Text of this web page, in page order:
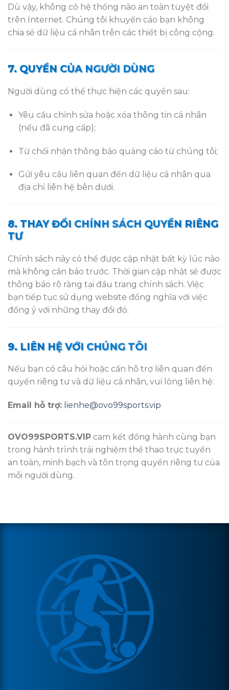
Dù vậy, không có hệ thống nào an toàn tuyệt đối
trên Internet. Chúng tôi khuyến cáo bạn không
chia sẻ dữ liệu cá nhân trên các thiết bị công cộng.
7. QUYỀN CỦA NGƯỜI DÙNG
Người dùng có thể thực hiện các quyền sau:
Yêu cầu chỉnh sửa hoặc xóa thông tin cá nhân
(nếu đã cung cấp);
Từ chối nhận thông báo quảng cáo từ chúng tôi;
Gửi yêu cầu liên quan đến dữ liệu cá nhân qua
địa chỉ liên hệ bên dưới.
8. THAY ĐỔI CHÍNH SÁCH QUYỀN RIÊNG
TƯ
Chính sách này có thể được cập nhật bất kỳ lúc nào
mà không cần báo trước. Thời gian cập nhật sẽ được
thông báo rõ ràng tại đầu trang chính sách. Việc
bạn tiếp tục sử dụng website đồng nghĩa với việc
đồng ý với những thay đổi đó.
9. LIÊN HỆ VỚI CHÚNG TÔI
Nếu bạn có câu hỏi hoặc cần hỗ trợ liên quan đến
quyền riêng tư và dữ liệu cá nhân, vui lòng liên hệ:
Email hỗ trợ: lienhe@ovo99sports.vip
OVO99SPORTS.VIP cam kết đồng hành cùng bạn
trong hành trình trải nghiệm thể thao trực tuyến
an toàn, minh bạch và tôn trọng quyền riêng tư của
mỗi người dùng.